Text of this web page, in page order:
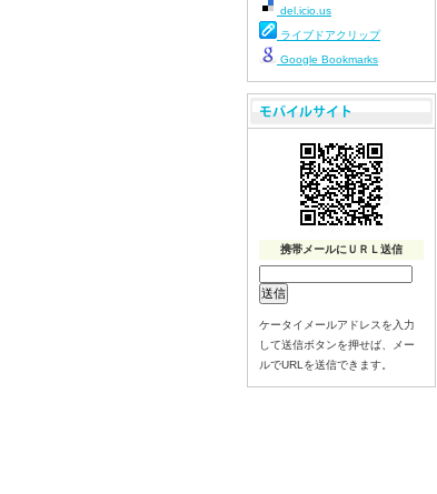
del.icio.us
ライブドアクリップ
Google Bookmarks
携帯メールにＵＲＬ送信
ケータイメールアドレスを入力
して送信ボタンを押せば、メー
ルでURLを送信できます。